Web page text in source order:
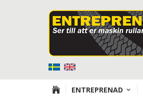
ENTREPRENAD